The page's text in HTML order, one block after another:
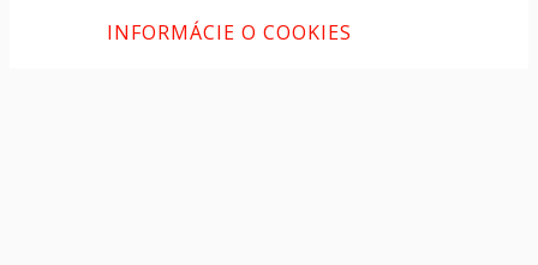
INFORMÁCIE O COOKIES